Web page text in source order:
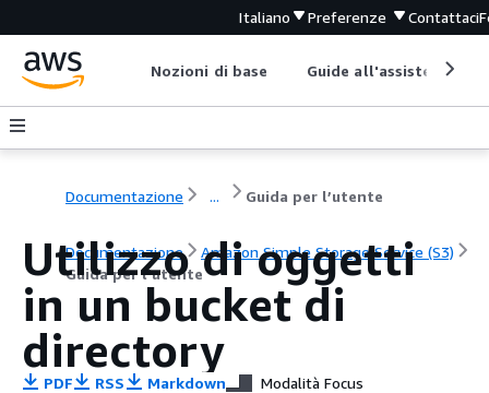
Italiano Preferenze Contattaci
Nozioni di base Guide all'assistenza
Documentazione ... Guida per l’utente
Documentazione
Amazon Simple Storage Service (S3)
Guida per l’utente
Utilizzo di oggetti
in un bucket di
directory
PDF RSS Markdown Modalità Focus